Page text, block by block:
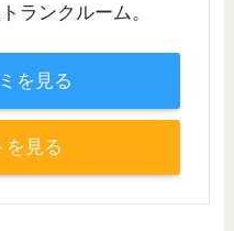
ランクルーム。
を見る
を見る